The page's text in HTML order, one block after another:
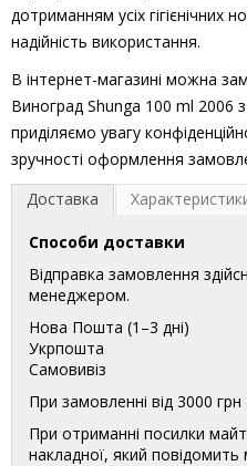
дотриманням усіх гігієнічних
надійність використання.
В інтернет-магазині можна
Виноград Shunga 100 ml 2006
приділяємо увагу
зручності оформлення
Доставка
Способи доставки
Відправка замовлення
менеджером.
Нова Пошта (1–3 дні)
Укрпошта
Самовивіз
При замовленні від 3000
При отриманні посилки
накладної, який повідомить